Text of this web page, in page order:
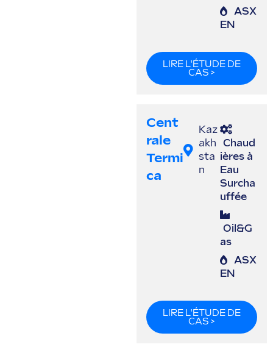
ASX
EN
LIRE L'ÉTUDE DE
CAS >
Cent
Rale
Termi
Ca
Kaz
akh
sta
n
Chaud
ières à
Eau
Surcha
uffée
Oil&G
as
ASX
EN
LIRE L'ÉTUDE DE
CAS >